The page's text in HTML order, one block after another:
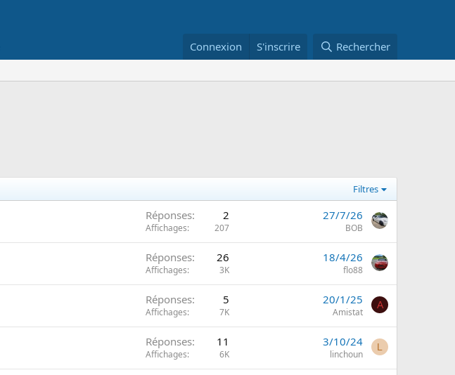
Connexion S'inscrire Rechercher
Filtres
Réponses 2
Affichages 207
27/7/26
BOB
Réponses 26
Affichages 3K
18/4/26
flo88
Réponses 5
Affichages 7K
20/1/25
Amistat
A
Réponses 11
Affichages 6K
3/10/24
linchoun
L